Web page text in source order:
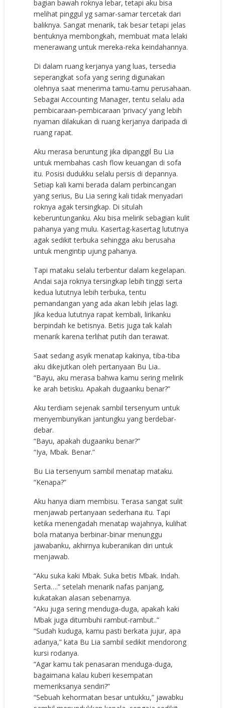
bagian bawah roknya lebar, tetapi aku bisa
melihat pinggul yg samar-samar tercetak dari
baliknya. Sangat menarik, tak besar tetapi jelas
bentuknya membongkah, membuat mata lelaki
menerawang untuk mereka-reka keindahannya.
Di dalam ruang kerjanya yang luas, tersedia
seperangkat sofa yang sering digunakan
olehnya saat menerima tamu-tamu perusahaan.
Sebagai Accounting Manager, tentu selalu ada
pembicaraan-pembicaraan ‘privacy’ yang lebih
nyaman dilakukan di ruang kerjanya daripada di
ruang rapat.
Aku merasa beruntung jika dipanggil Bu Lia
untuk membahas cash flow keuangan di sofa
itu. Posisi dudukku selalu persis di depannya.
Setiap kali kami berada dalam perbincangan
yang serius, Bu Lia sering kali tidak menyadari
roknya agak tersingkap. Di situlah
keberuntunganku. Aku bisa melirik sebagian kulit
pahanya yang mulu. Kasertag-kasertag lututnya
agak sedikit terbuka sehingga aku berusaha
untuk mengintip ujung pahanya.
Tapi mataku selalu terbentur dalam kegelapan.
Andai saja roknya tersingkap lebih tinggi serta
kedua lututnya lebih terbuka, tentu
pemandangan yang ada akan lebih jelas lagi.
Jika kedua lututnya rapat kembali, lirikanku
berpindah ke betisnya. Betis juga tak kalah
menarik karena terlihat putih dan terawat.
Saat sedang asyik menatap kakinya, tiba-tiba
aku dikejutkan oleh pertanyaan Bu Lia..
“Bayu, aku merasa bahwa kamu sering melirik
ke arah betisku. Apakah dugaanku benar?”
Aku terdiam sejenak sambil tersenyum untuk
menyembunyikan jantungku yang berdebar-
debar.
“Bayu, apakah dugaanku benar?”
“Iya, Mbak. Benar.”
Bu Lia tersenyum sambil menatap mataku.
“Kenapa?”
Aku hanya diam membisu. Terasa sangat sulit
menjawab pertanyaan sederhana itu. Tapi
ketika menengadah menatap wajahnya, kulihat
bola matanya berbinar-binar menunggu
jawabanku, akhirnya kuberanikan diri untuk
menjawab.
“Aku suka kaki Mbak. Suka betis Mbak. Indah.
Serta….” setelah menarik nafas panjang,
kukatakan alasan sebenarnya.
“Aku juga sering menduga-duga, apakah kaki
Mbak juga ditumbuhi rambut-rambut..”
“Sudah kuduga, kamu pasti berkata jujur, apa
adanya,” kata Bu Lia sambil sedikit mendorong
kursi rodanya.
“Agar kamu tak penasaran menduga-duga,
bagaimana kalau kuberi kesempatan
memeriksanya sendiri?”
“Sebuah kehormatan besar untukku,” jawabku